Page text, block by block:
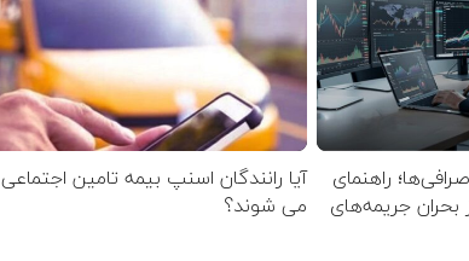
راهنمای
بحران جریمه‌های
آیا رانندگان اسنپ بیمه تامین اجتماعی
می شوند؟